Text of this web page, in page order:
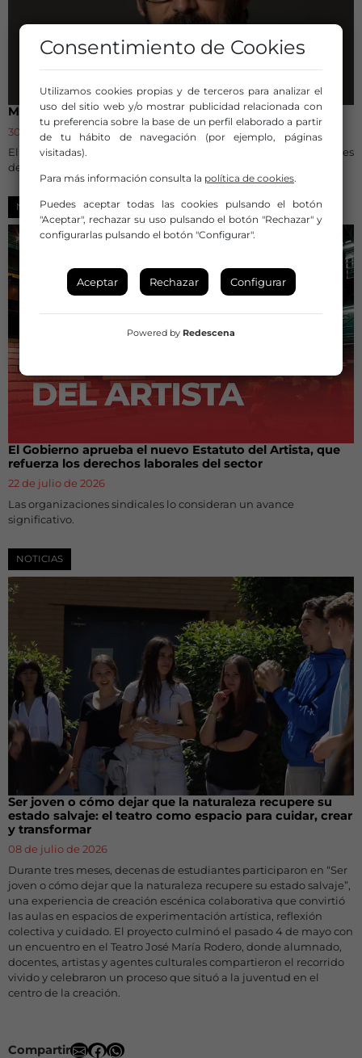
Muere a los 62 años el actor Manolo Solo
30 de julio de 2026
El intérprete gaditano desarrolló una extensa carrera teatral antes
de triunfar en el mundo del cine.
NOTICIAS
El Gobierno aprueba el nuevo Estatuto del Artista, que
refuerza los derechos laborales del sector
22 de julio de 2026
Las organizaciones sindicales lo consideran un avance
significativo.
NOTICIAS
Ser joven o cómo dejar que la naturaleza recupere su
estado salvaje: el teatro como espacio para cuidar, crear
y transformar
08 de julio de 2026
Durante tres meses, decenas de estudiantes participaron en “Ser
joven o cómo dejar que la naturaleza recupere su estado salvaje”,
una experiencia de creación escénica colaborativa que convirtió
las aulas en espacios de experimentación artística, reflexión
colectiva y cuidado. El proyecto culminó el pasado 4 de mayo con
un encuentro en el Teatro José María Rodero, donde alumnado,
docentes, artistas y agentes culturales compartieron el recorrido
vivido y celebraron un proceso que situó a la juventud en el
centro de la creación.
Compartir
Consentimiento de Cookies
Utilizamos cookies propias y de terceros para analizar el
uso del sitio web y/o mostrar publicidad relacionada con
tu preferencia sobre la base de un perfil elaborado a partir
de tu hábito de navegación (por ejemplo, páginas
visitadas).
Para más información consulta la política de cookies.
Puedes aceptar todas las cookies pulsando el botón
"Aceptar", rechazar su uso pulsando el botón "Rechazar" y
configurarlas pulsando el botón "Configurar".
Aceptar Rechazar Configurar
Powered by Redescena